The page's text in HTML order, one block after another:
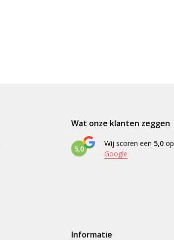
Wat onze klanten zeggen
5,0
Wij scoren een 5,0 op
Google
Informatie